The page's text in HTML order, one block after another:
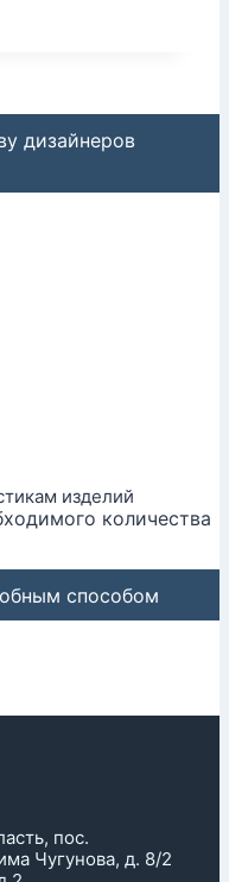
дизайнеров
изделий
количества
способом
пос.
Чугунова, д. 8/2